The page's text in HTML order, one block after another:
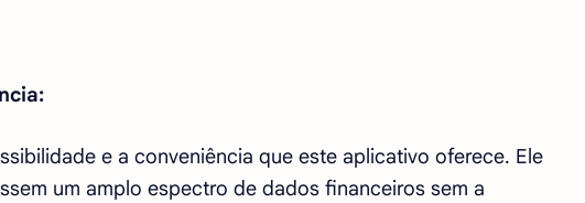
e a conveniência que este aplicativo oferece. Ele
um amplo espectro de dados financeiros sem a